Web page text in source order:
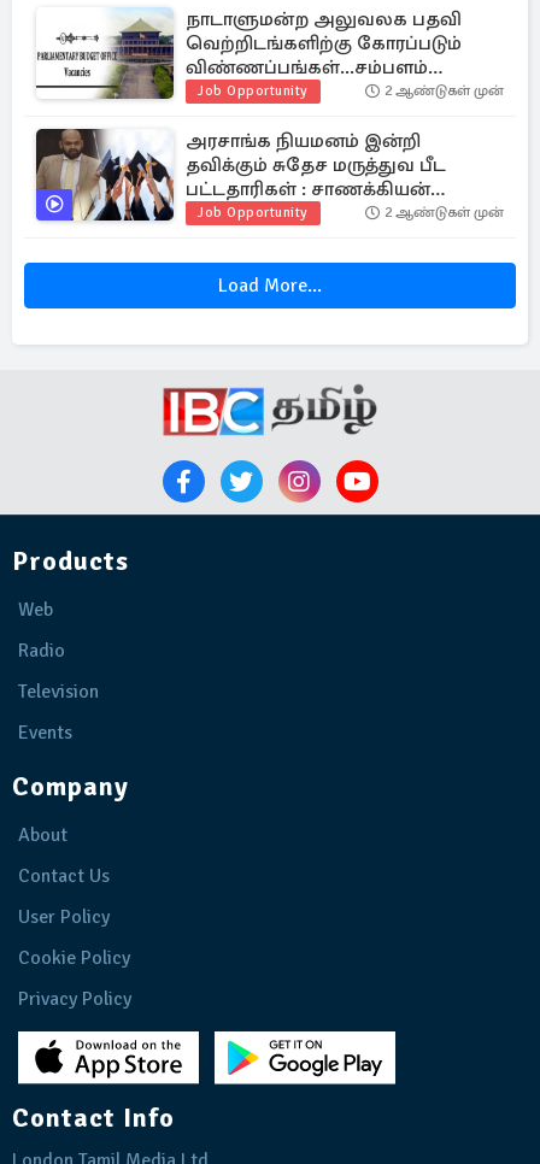
நாடாளுமன்ற அலுவலக பதவி
வெற்றிடங்களிற்கு கோரப்படும்
விண்ணப்பங்கள்...சம்பளம்
எவ்வளவு தெரியுமா!
Job Opportunity 2 ஆண்டுகள் முன்
அரசாங்க நியமனம் இன்றி
தவிக்கும் சுதேச மருத்துவ பீட
பட்டதாரிகள் : சாணக்கியன்
தெரிவிப்பு
Job Opportunity 2 ஆண்டுகள் முன்
Load More...
Products
Web
Radio
Television
Events
Company
About
Contact Us
User Policy
Cookie Policy
Privacy Policy
Contact Info